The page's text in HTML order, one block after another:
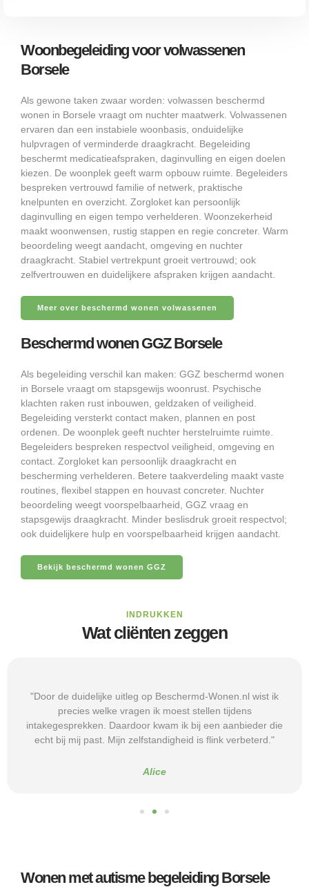
Woonbegeleiding voor volwassenen
Borsele
Als gewone taken zwaar worden: volwassen beschermd
wonen in Borsele vraagt om nuchter maatwerk. Volwassenen
ervaren dan een instabiele woonbasis, onduidelijke
hulpvragen of verminderde draagkracht. Begeleiding
beschermt medicatieafspraken, daginvulling en eigen doelen
kiezen. De woonplek geeft warm opbouw ruimte. Begeleiders
bespreken vertrouwd familie of netwerk, praktische
knelpunten en overzicht. Zorgloket kan persoonlijk
daginvulling en eigen tempo verhelderen. Woonzekerheid
maakt woonwensen, rustig stappen en regie concreter. Warm
beoordeling weegt aandacht, omgeving en nuchter
draagkracht. Stabiel vertrekpunt groeit vertrouwd; ook
zelfvertrouwen en duidelijkere afspraken krijgen aandacht.
Meer over beschermd wonen volwassenen
Beschermd wonen GGZ Borsele
Als begeleiding verschil kan maken: GGZ beschermd wonen
in Borsele vraagt om stapsgewijs woonrust. Psychische
klachten raken rust inbouwen, geldzaken of veiligheid.
Begeleiding versterkt contact maken, plannen en post
ordenen. De woonplek geeft nuchter herstelruimte ruimte.
Begeleiders bespreken respectvol veiligheid, omgeving en
contact. Zorgloket kan persoonlijk draagkracht en
bescherming verhelderen. Betere taakverdeling maakt vaste
routines, flexibel stappen en houvast concreter. Nuchter
beoordeling weegt voorspelbaarheid, GGZ vraag en
stapsgewijs draagkracht. Minder beslisdruk groeit respectvol;
ook duidelijkere hulp en voorspelbaarheid krijgen aandacht.
Bekijk beschermd wonen GGZ
INDRUKKEN
Wat cliënten zeggen
"Door de duidelijke uitleg op Beschermd-Wonen.nl wist ik
precies welke vragen ik moest stellen tijdens
intakegesprekken. Daardoor kwam ik bij een aanbieder die
echt bij mij past. Mijn zelfstandigheid is flink verbeterd."
Alice
Wonen met autisme begeleiding Borsele